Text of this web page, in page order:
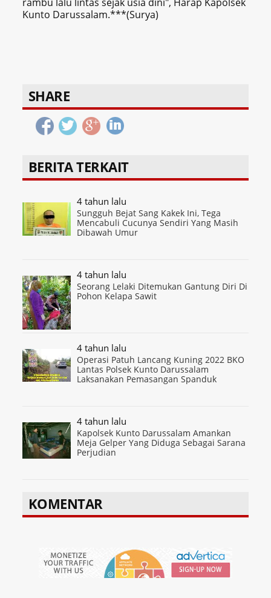
Kunto Darussalam.***(Surya)
SHARE
BERITA TERKAIT
4 tahun lalu
Sungguh Bejat Sang Kakek Ini, Tega
Mencabuli Cucunya Sendiri Yang Masih
Dibawah Umur
4 tahun lalu
Seorang Lelaki Ditemukan Gantung Diri Di
Pohon Kelapa Sawit
4 tahun lalu
Operasi Patuh Lancang Kuning 2022 BKO
Lantas Polsek Kunto Darussalam
Laksanakan Pemasangan Spanduk
4 tahun lalu
Kapolsek Kunto Darussalam Amankan
Meja Gelper Yang Diduga Sebagai Sarana
Perjudian
KOMENTAR